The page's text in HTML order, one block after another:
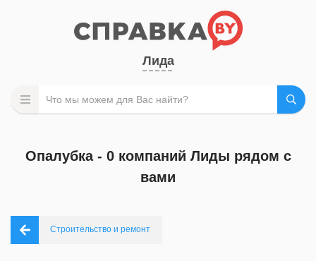
Лида
Опалубка - 0 компаний Лиды рядом с
вами
Строительство и ремонт